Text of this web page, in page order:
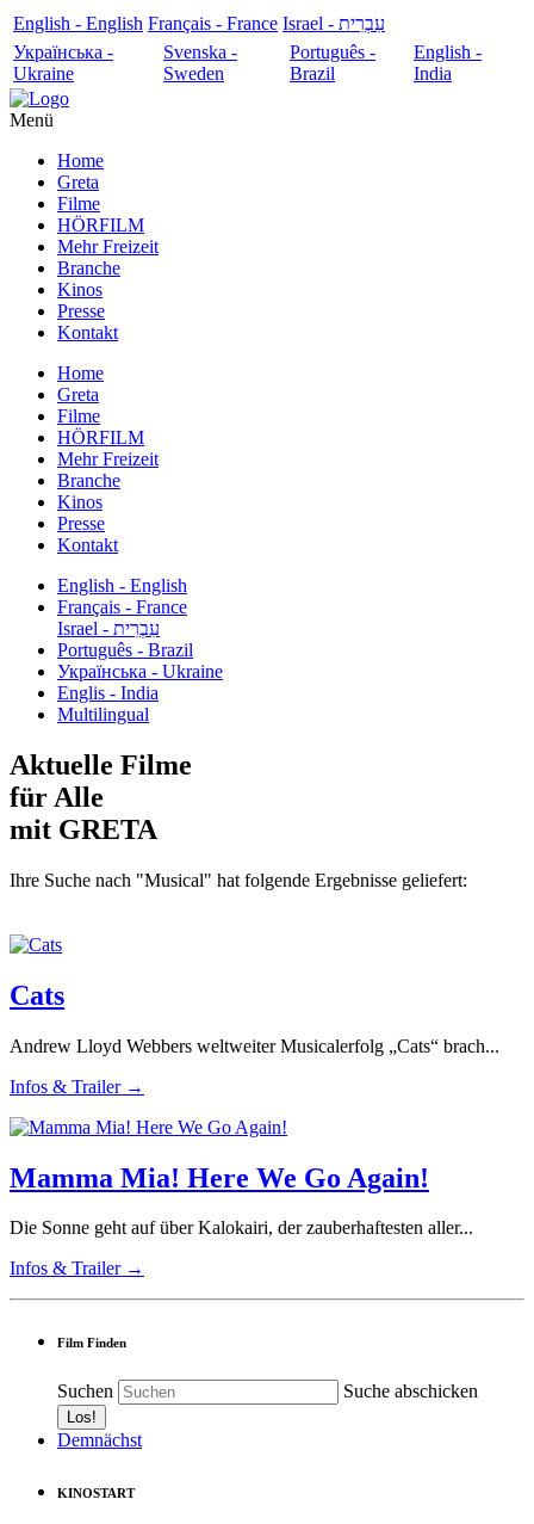
English - English Français - France
עִבְרִית - Israel
Українська -
Ukraine
Svenska -
Sweden
Português -
Brazil
English -
India
Menü
Home
Greta
Filme
HÖRFILM
Mehr Freizeit
Branche
Kinos
Presse
Kontakt
Home
Greta
Filme
HÖRFILM
Mehr Freizeit
Branche
Kinos
Presse
Kontakt
English - English
Français - France
עִבְרִית - Israel
Português - Brazil
Українська - Ukraine
Englis - India
Multilingual
Aktuelle Filme
für Alle
mit GRETA
Ihre Suche nach "Musical" hat folgende Ergebnisse geliefert:
Cats
Andrew Lloyd Webbers weltweiter Musicalerfolg „Cats“ brach...
Infos & Trailer →
Mamma Mia! Here We Go Again!
Die Sonne geht auf über Kalokairi, der zauberhaftesten aller...
Infos & Trailer →
Film Finden
Suchen Suche abschicken
Demnächst
KINOSTART